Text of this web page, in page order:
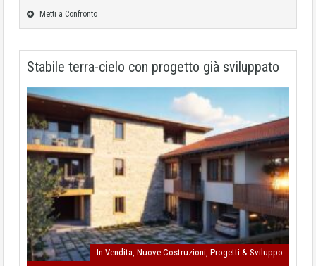
Metti a Confronto
Stabile terra-cielo con progetto già sviluppato
In Vendita, Nuove Costruzioni, Progetti & Sviluppo